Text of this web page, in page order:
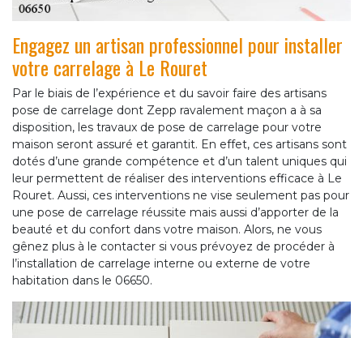
Engagez un artisan professionnel pour installer
votre carrelage à Le Rouret
Par le biais de l’expérience et du savoir faire des artisans
pose de carrelage dont Zepp ravalement maçon a à sa
disposition, les travaux de pose de carrelage pour votre
maison seront assuré et garantit. En effet, ces artisans sont
dotés d’une grande compétence et d’un talent uniques qui
leur permettent de réaliser des interventions efficace à Le
Rouret. Aussi, ces interventions ne vise seulement pas pour
une pose de carrelage réussite mais aussi d’apporter de la
beauté et du confort dans votre maison. Alors, ne vous
gênez plus à le contacter si vous prévoyez de procéder à
l’installation de carrelage interne ou externe de votre
habitation dans le 06650.